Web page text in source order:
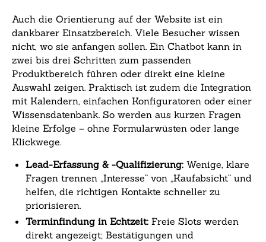
Auch die Orientierung auf der Website ist ein
dankbarer Einsatzbereich. Viele Besucher wissen
nicht, wo sie anfangen sollen. Ein Chatbot kann in
zwei bis drei Schritten zum passenden
Produktbereich führen oder direkt eine kleine
Auswahl zeigen. Praktisch ist zudem die Integration
mit Kalendern, einfachen Konfiguratoren oder einer
Wissensdatenbank. So werden aus kurzen Fragen
kleine Erfolge – ohne Formularwüsten oder lange
Klickwege.
Lead-Erfassung & -Qualifizierung: Wenige, klare
Fragen trennen „Interesse“ von „Kaufabsicht“ und
helfen, die richtigen Kontakte schneller zu
priorisieren.
Terminfindung in Echtzeit: Freie Slots werden
direkt angezeigt; Bestätigungen und